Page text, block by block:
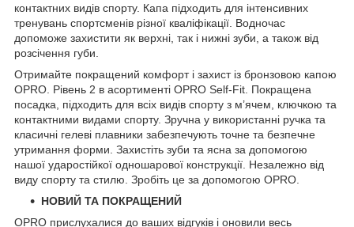
контактних видів спорту. Капа підходить для інтенсивних
тренувань спортсменів різної кваліфікації. Водночас
допоможе захистити як верхні, так і нижні зуби, а також від
розсічення губи.
Отримайте покращений комфорт і захист із бронзовою капою
OPRO. Рівень 2 в асортименті OPRO Self-Fit. Покращена
посадка, підходить для всіх видів спорту з м’ячем, ключкою та
контактними видами спорту. Зручна у використанні ручка та
класичні гелеві плавники забезпечують точне та безпечне
утримання форми. Захистіть зуби та ясна за допомогою
нашої ударостійкої одношарової конструкції. Незалежно від
виду спорту та стилю. Зробіть це за допомогою OPRO.
НОВИЙ ТА ПОКРАЩЕНИЙ
OPRO прислухалися до ваших відгуків і оновили весь